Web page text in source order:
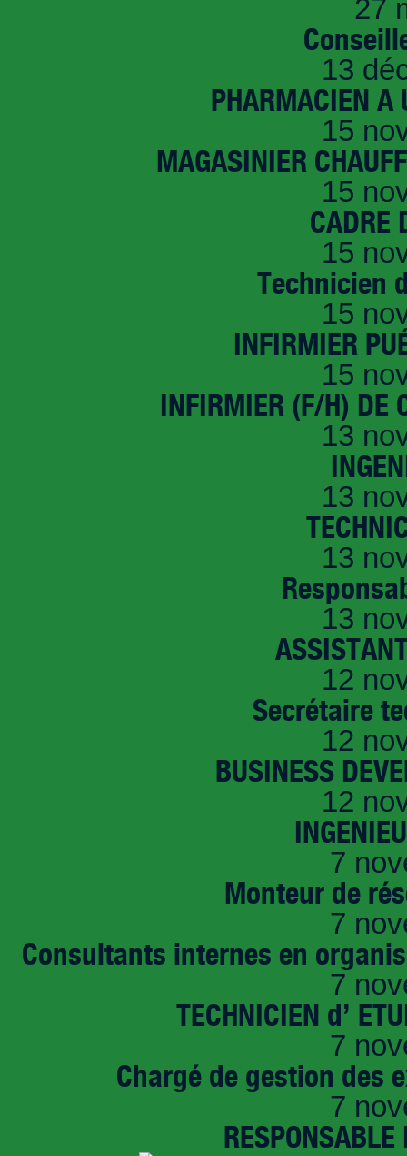
27
13
PHARMACIEN A
15
MAGASINIER
15
CADRE
15
Technicien
15
INFIRMIER
15
INFIRMIER (F/H) DE
13
13
13
13
12
Secrétaire
12
BUSINESS
12
7
Monteur de
7
Consultants internes en
7
TECHNICIEN d’
7
Chargé de gestion des
7